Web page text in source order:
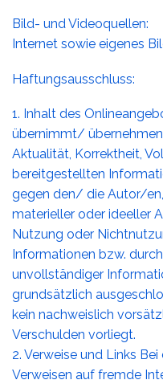
Bild- und Videoquellen:
Internet sowie eigenes
Haftungsausschluss:
1. Inhalt des
übernimmt/
Aktualität, Korrektheit,
bereitgestellten
gegen den/ die Autor/
materieller oder ideeller
Nutzung oder
Informationen bzw.
unvollständiger
grundsätzlich
kein nachweislich
Verschulden vorliegt.
2. Verweise und Links
Verweisen auf fremde